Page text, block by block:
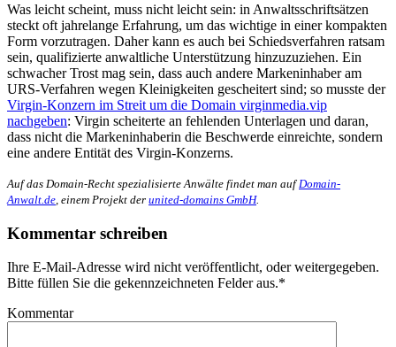
Was leicht scheint, muss nicht leicht sein: in Anwaltsschriftsätzen
steckt oft jahrelange Erfahrung, um das wichtige in einer kompakten
Form vorzutragen. Daher kann es auch bei Schiedsverfahren ratsam
sein, qualifizierte anwaltliche Unterstützung hinzuzuziehen. Ein
schwacher Trost mag sein, dass auch andere Markeninhaber am
URS-Verfahren wegen Kleinigkeiten gescheitert sind; so musste der
Virgin-Konzern im Streit um die Domain virginmedia.vip
nachgeben: Virgin scheiterte an fehlenden Unterlagen und daran,
dass nicht die Markeninhaberin die Beschwerde einreichte, sondern
eine andere Entität des Virgin-Konzerns.
Auf das Domain-Recht spezialisierte Anwälte findet man auf Domain-
Anwalt.de , einem Projekt der united-domains GmbH.
Kommentar schreiben
Ihre E-Mail-Adresse wird nicht veröffentlicht, oder weitergegeben.
Bitte füllen Sie die gekennzeichneten Felder aus.*
Kommentar